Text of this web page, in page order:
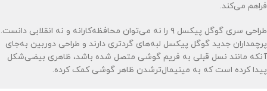
فراهم می‌کند.
طراحی سری گوگل پیکسل ۹ را نه می‌توان محافظه‌کارانه و نه انقلابی دانست.
پرچمداران جدید گوگل پیکسل لبه‌های گردتری دارند و طراحی دوربین به‌جای
آنکه مانند نسل قبلی به فریم گوشی متصل شده باشد، ظاهری بیضی‌شکل
پیدا کرده است که به مینیمال‌ترشدن ظاهر گوشی کمک کرده‌.